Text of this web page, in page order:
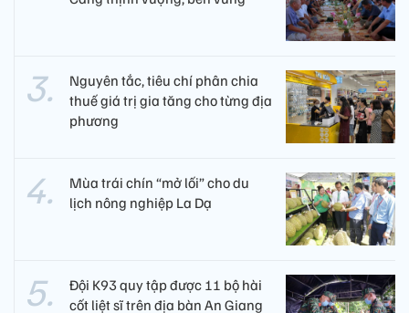
Nguyên tắc, tiêu chí phân chia
thuế giá trị gia tăng cho từng địa
phương
Mùa trái chín “mở lối” cho du
lịch nông nghiệp La Dạ
Đội K93 quy tập được 11 bộ hài
cốt liệt sĩ trên địa bàn An Giang